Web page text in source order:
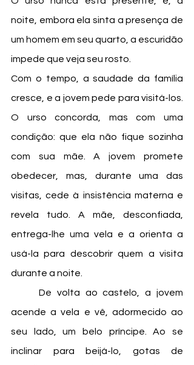
noite, embora ela sinta a presença de
um homem em seu quarto, a escuridão
impede que veja seu rosto.
Com o tempo, a saudade da família
cresce, e a jovem pede para visitá-los.
O urso concorda, mas com uma
condição: que ela não fique sozinha
com sua mãe. A jovem promete
obedecer, mas, durante uma das
visitas, cede à insistência materna e
revela tudo. A mãe, desconfiada,
entrega-lhe uma vela e a orienta a
usá-la para descobrir quem a visita
durante a noite.
acende a vela e vê, adormecido ao
seu lado, um belo príncipe. Ao se
inclinar para beijá-lo, gotas de